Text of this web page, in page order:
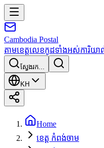
Cambodia Postal
តាមខេត្តលេខកូដទាំងអស់ការិយ
ស្វែងរក...
KH
Home
ខេត្ត កំពង់ចាម